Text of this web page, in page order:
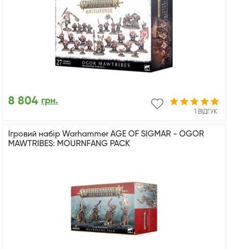
1 ВІДГУК
8 804 грн.
Ігровий набір Warhammer AGE OF SIGMAR - OGOR
MAWTRIBES: MOURNFANG PACK